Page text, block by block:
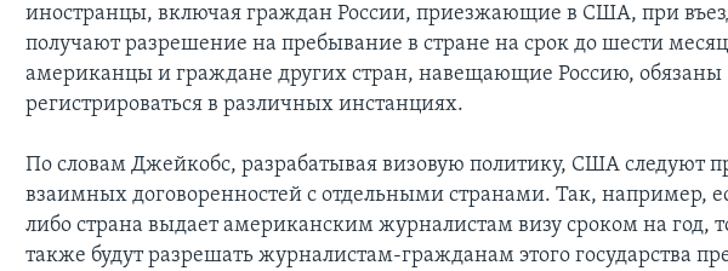
иностранцы, включая граждан России, приезжающие в США, при
получают разрешение на пребывание в стране на срок до шести
американцы и граждане других стран, навещающие Россию, обязаны
регистрироваться в различных инстанциях.
По словам Джейкобс, разрабатывая визовую политику, США следуют
взаимных договоренностей с отдельными странами. Так, например,
либо страна выдает американским журналистам визу сроком на год,
также будут разрешать журналистам-гражданам этого государства